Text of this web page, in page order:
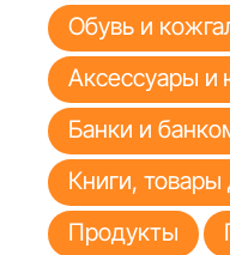
Обувь и
Аксессуары и
Банки и
Книги, товары
Продукты